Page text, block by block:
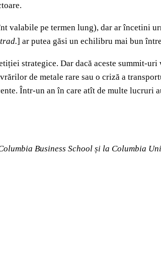
valabile pe termen lung), dar ar încetini
] ar putea găsi un echilibru mai bun
strategice. Dar dacă aceste summit-
de metale rare sau o criză a
Într-un an în care atît de multe lucruri
Business School și la Columbia